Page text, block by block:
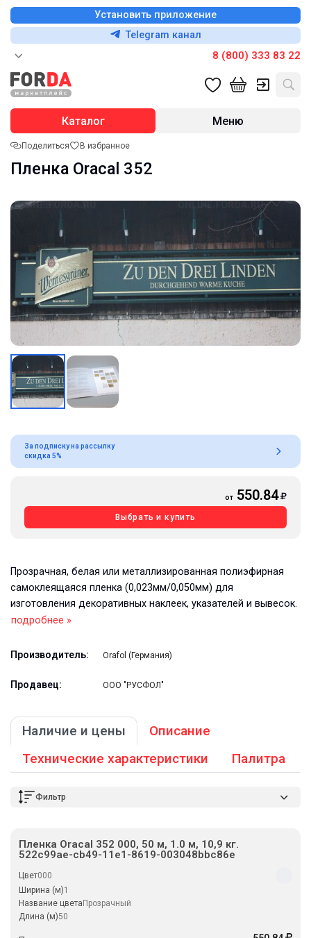
Установить приложение
Telegram канал
8 (800) 333 83 22
Каталог Меню
Поделиться В избранное
Пленка Oracal 352
За подписку на рассылку
скидка 5%
от 550.84
Выбрать и купить
Прозрачная, белая или металлизированная полиэфирная
самоклеящаяся пленка (0,023мм/0,050мм) для
изготовления декоративных наклеек, указателей и вывесок.
подробнее »
Производитель: Orafol (Германия)
Продавец: ООО "РУСФОЛ"
Наличие и цены
Описание
Технические характеристики
Палитра
Фильтр
Пленка Oracal 352 000, 50 м, 1.0 м, 10,9 кг.
522c99ae-cb49-11e1-8619-003048bbc86e
Цвет000
Ширина (м)1
Название цвета Прозрачный
Длина (м)50